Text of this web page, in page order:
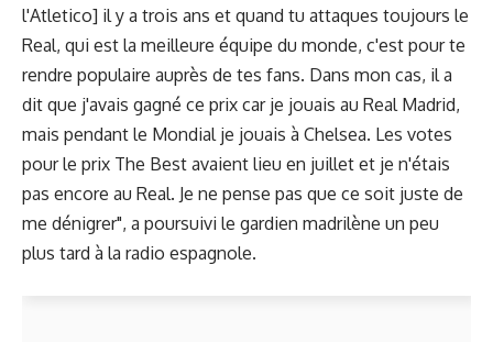
l'Atletico] il y a trois ans et quand tu attaques toujours le
Real, qui est la meilleure équipe du monde, c'est pour te
rendre populaire auprès de tes fans. Dans mon cas, il a
dit que j'avais gagné ce prix car je jouais au Real Madrid,
mais pendant le Mondial je jouais à Chelsea. Les votes
pour le prix The Best avaient lieu en juillet et je n'étais
pas encore au Real. Je ne pense pas que ce soit juste de
me dénigrer", a poursuivi le gardien madrilène un peu
plus tard à la radio espagnole.